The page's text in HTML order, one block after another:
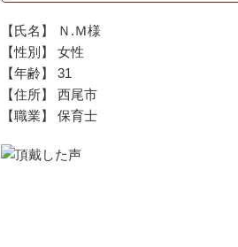
【氏名】 Ｎ.Ｍ様
【性別】 女性
【年齢】 31
【住所】 西尾市
【職業】 保育士